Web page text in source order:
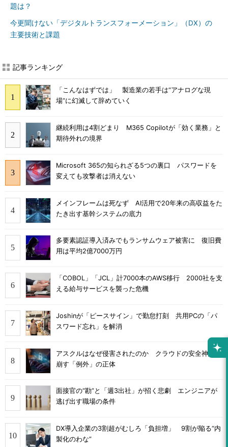
題は？
今更聞けない「デジタルトランスフォーメーション」（DX）の
主要技術と課題
記事ランキング
「こんなはずでは」 製造業の若手は“アナログな現
場”に幻滅して辞めていく
継続利用は4割どまり M365 Copilotが「効く業務」と
期待外れの境界
Microsoft 365の知られざる5つの裏口 パスワードを
変えても攻撃者は消えない
メインフレームは死なず AI活用で20年来の高収益をた
たき出す基幹システムの底力
多要素認証導入済みでもランサムウェア被害に 復旧費
用は平均2億7000万円
「COBOL」「JCL」計7000本のAWS移行 2000社を支
える給与サービスを襲った危機
Joshinが「ピースサイン」で勤怠打刻 共用PCの「パ
スワード忘れ」を解消
アスクルはなぜ侵害されたのか クラウドの安全神話を
崩す「例外」の正体
面接官の“勘”と「週3出社」が招く悲劇 エンジニアが
逃げ出す職場の条件
DX導入企業の3割超がむしろ「負担増」 9割が陥る“内
製化のわな”